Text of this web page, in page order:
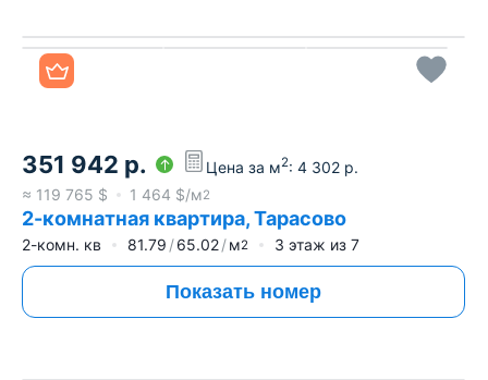
Все фото
351 942 р. Цена за м2: 4 302 р.
≈ 119 765 $ 1 464 $/м2
2-комнатная квартира, Тарасово
2-комн. кв 81.79 65.02 м2 3 этаж из 7
Показать номер